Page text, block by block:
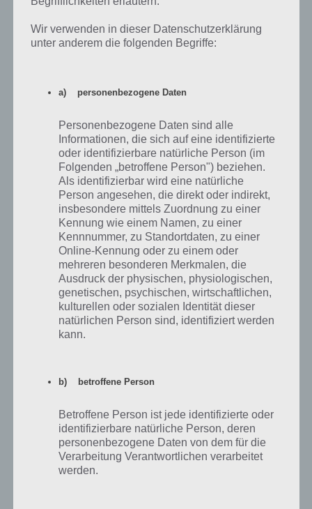
Damit du das Hobby starten kannst, musst du den einfachen Herd
(es gibt auch einen Herd Salbei, aber der kostet gleich deutlich mehr)
errichten. Dieser kostet dich Simoleons und Einrichtungstickets.
du dann ein mögliches Ereignis mit dem Titel “Kurze Übungseinheit”.
anschließend platzieren kannst
Starte das Ereignis
Hast du auf den Herd getippt, sollte es bei dir so ähnlich wie auf dem
Wir verwenden in dieser Datenschutzerklärung
unter anderem die folgenden Begriffe:
a) personenbezogene Daten
Personenbezogene Daten sind alle
Informationen, die sich auf eine identifizierte
oder identifizierbare natürliche Person (im
Folgenden „betroffene Person") beziehen.
Als identifizierbar wird eine natürliche
Person angesehen, die direkt oder indirekt,
insbesondere mittels Zuordnung zu einer
Kennung wie einem Namen, zu einer
Kennnummer, zu Standortdaten, zu einer
Online-Kennung oder zu einem oder
mehreren besonderen Merkmalen, die
Ausdruck der physischen, physiologischen,
genetischen, psychischen, wirtschaftlichen,
kulturellen oder sozialen Identität dieser
natürlichen Person sind, identifiziert werden
kann.
b) betroffene Person
Betroffene Person ist jede identifizierte oder
identifizierbare natürliche Person, deren
personenbezogene Daten von dem für die
Verarbeitung Verantwortlichen verarbeitet
werden.